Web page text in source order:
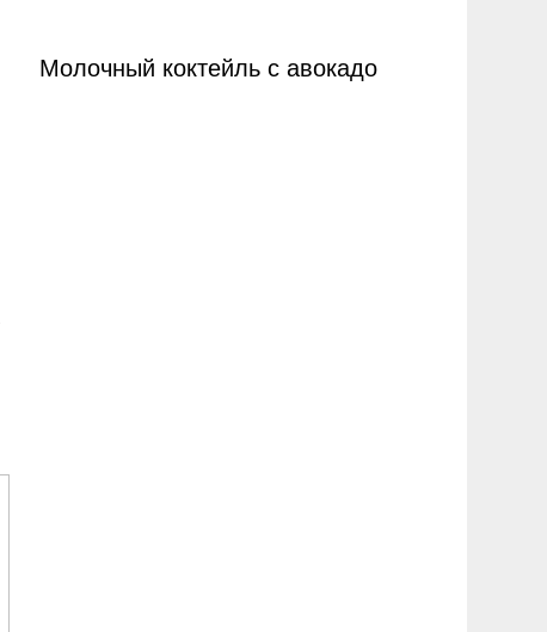
Молочный коктейль с авокадо